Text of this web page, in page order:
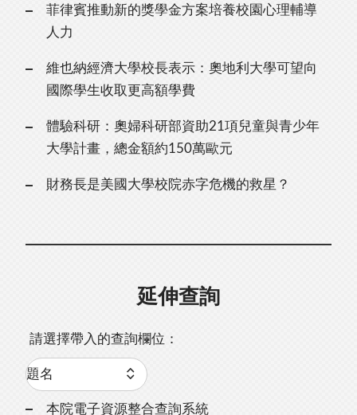
菲律賓推動新的獎學金方案培養校園心理輔導
人力
維也納經濟大學校長表示：奧地利大學可望向
國際學生收取更高額學費
體驗科研：奧婦科研部資助21項兒童與青少年
大學計畫，總金額約150萬歐元
財務長是美國大學校院赤字危機的救星？
延伸查詢
請選擇帶入的查詢欄位：
本院電子資源整合查詢系統